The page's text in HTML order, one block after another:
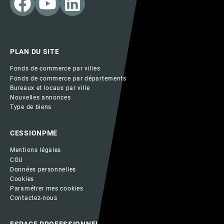
PLAN DU SITE
Fonds de commerce par villes
Fonds de commerce par départements
Bureaux et locaux par ville
Nouvelles annonces
Type de biens
CESSIONPME
Mentions légales
CGU
Données personnelles
Cookies
Paramétrer mes cookies
Contactez-nous